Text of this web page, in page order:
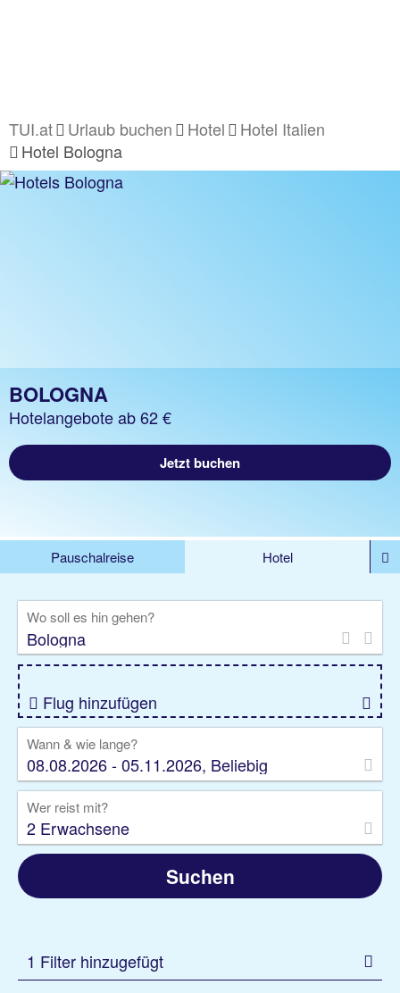
TUI.at Urlaub buchen Hotel
Hotel Italien
Hotel Bologna
BOLOGNA
Hotelangebote ab 62 €
Jetzt buchen
Pauschalreise
Hotel
Rundreise
Kreuzfahrt
Gruppenreise
Camper Privattransfer
Wo soll es hin gehen?
Flug hinzufügen
Wann & wie lange?
08.08.2026 - 05.11.2026, Beliebig
Wer reist mit?
2 Erwachsene
Suchen
1 Filter hinzugefügt